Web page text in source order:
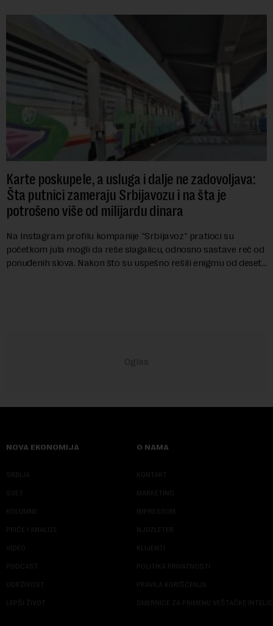
Karte poskupele, a usluga i dalje ne zadovoljava:
Šta putnici zameraju Srbijavozu i na šta je
potrošeno više od milijardu dinara
Na Instagram profilu kompanije "Srbijavoz" pratioci su
početkom jula mogli da reše slagalicu, odnosno sastave reč od
ponuđenih slova. Nakon što su uspešno rešili enigmu od deset
NOVA EKONOMIJA
SRBIJA
SVET
KOLUMNE
PRIČE I ANALIZE
VIDEO
PODCAST
ODRŽIVOST
LEPŠI ŽIVOT
O NAMA
KONTAKT
MARKETING
IMPRESSUM
NJUZLETER
KLIJENTI
POLITIKA PRIVATNOSTI
PRAVILA KORIŠĆENJA
SMERNICE ZA PRIMENU VEŠTAČKE